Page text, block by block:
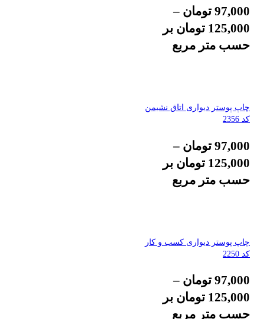
97,000 تومان –
125,000 تومان بر
حسب متر مربع
چاپ پوستر دیواری اتاق نشیمن
کد 2356
97,000 تومان –
125,000 تومان بر
حسب متر مربع
چاپ پوستر دیواری کسب و کار
کد 2250
97,000 تومان –
125,000 تومان بر
حسب متر مربع